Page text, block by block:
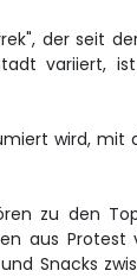
der seit
variiert,
wird, mit
zu den
aus Protest
Snacks